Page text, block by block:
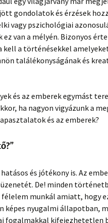
gondolatok és érzések
vagy pszichológiai
ez van a mélyén. Bizonyos
kell a történésekkel
találékonyságának és
és az emberek egymást
ha nagyon vigyázunk a
és az emberek?
és jótékony is. Az
De! minden
munkál amiatt, hogy
képes nyugalmi állapotban,
fogalmakkal kifejezhetetlen